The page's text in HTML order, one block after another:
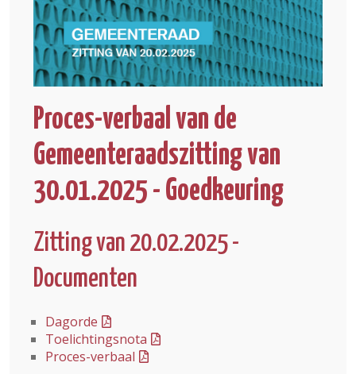
In 1 klik
Proces-verbaal van de
Gemeenteraadszitting van
30.01.2025 - Goedkeuring
Zitting van 20.02.2025 -
Documenten
Dagorde
Toelichtingsnota
Proces-verbaal